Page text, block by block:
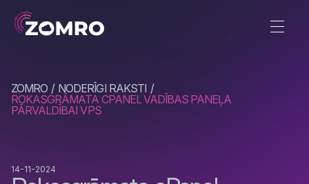
ZOMRO
NODERĪGI RAKSTI
ROKASGRĀMATA CPANEL VADĪBAS PANEĻA
PĀRVALDĪBAI VPS
14-11-2024